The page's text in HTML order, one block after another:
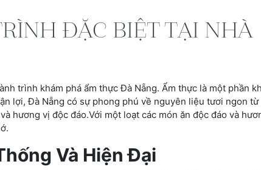
ĐẶC BIỆT TẠI NHÀ
trình khám phá ẩm thực Đà Nẵng. Ẩm thực là một phần
lợi, Đà Nẵng có sự phong phú về nguyên liệu tươi ngon
hương vị độc đáo.Với một loạt các món ăn độc đáo và
Và Hiện Đại